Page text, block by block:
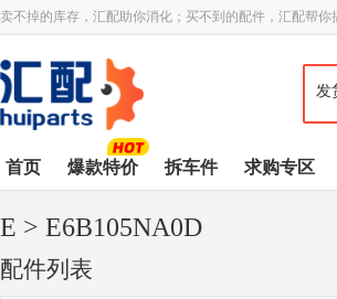
卖不掉的库存，汇配助你消化；买不到的配件，汇配帮你
首页 爆款特价 拆车件 求购专区
E > E6B105NA0D
配件列表